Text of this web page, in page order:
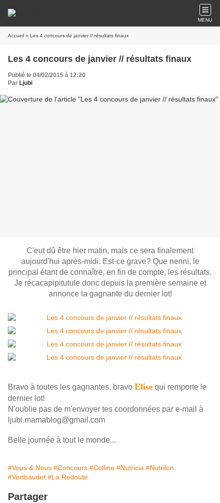
MENU
Accueil » Les 4 concours de janvier // résultats finaux
Les 4 concours de janvier // résultats finaux
Publié le 04/02/2015 à 12:20
Par Ljubi
C'eut dû être hier matin, mais ce sera finalement
aujourd'hui après-midi. Est-ce grave? Que nenni, le
principal étant de connaître, en fin de compte, les résultats.
Je récacapipitutule donc depuis la première semaine et
annonce la gagnante du dernier lot!
Bravo à toutes les gagnantes, bravo Elise qui remporte le
dernier lot!
N'oublie pas de m'envoyer tes coordonnées par e-mail à
ljubi.mamablog@gmail.com
Belle journée à tout le monde...
#Vous & Nous #Concours #Colline #Nutricia #Nutrilon
#Vertbaudet #La Redoute
Partager